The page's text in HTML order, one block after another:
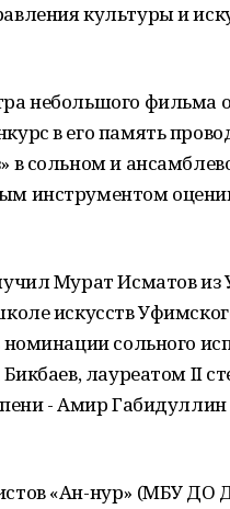
культуры и
небольшого фильма
в его память
сольном и
инструментом
Мурат Исматов из
искусств
сольного
лауреатом II
- Амир
«Ан-нур» (МБУ